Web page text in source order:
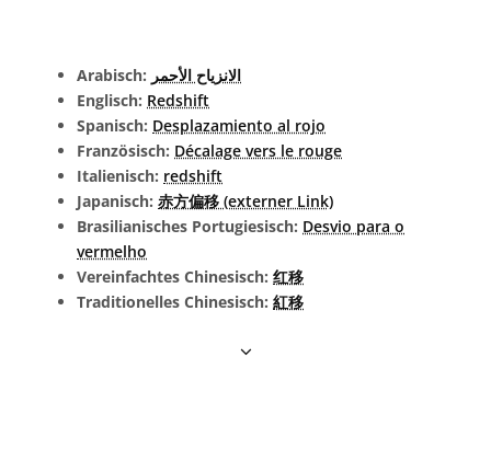
Arabisch: الانزياح الأحمر
Englisch: Redshift
Spanisch: Desplazamiento al rojo
Französisch: Décalage vers le rouge
Italienisch: redshift
Japanisch: 赤方偏移 (externer Link)
Brasilianisches Portugiesisch: Desvio para o
vermelho
Vereinfachtes Chinesisch: 红移
Traditionelles Chinesisch: 紅移